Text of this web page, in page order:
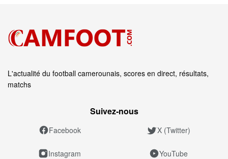
L'actualité du football camerounais, scores en direct, résultats,
matchs
Suivez‑nous
Facebook X (Twitter)
Instagram YouTube